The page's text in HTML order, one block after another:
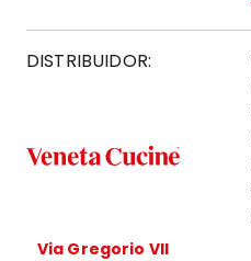
DISTRIBUIDOR:
Via Gregorio VII